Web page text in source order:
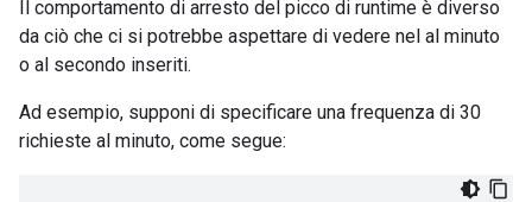
Il comportamento di arresto del picco di runtime è diverso
da ciò che ci si potrebbe aspettare di vedere nel al minuto
o al secondo inseriti.
Ad esempio, supponi di specificare una frequenza di 30
richieste al minuto, come segue: